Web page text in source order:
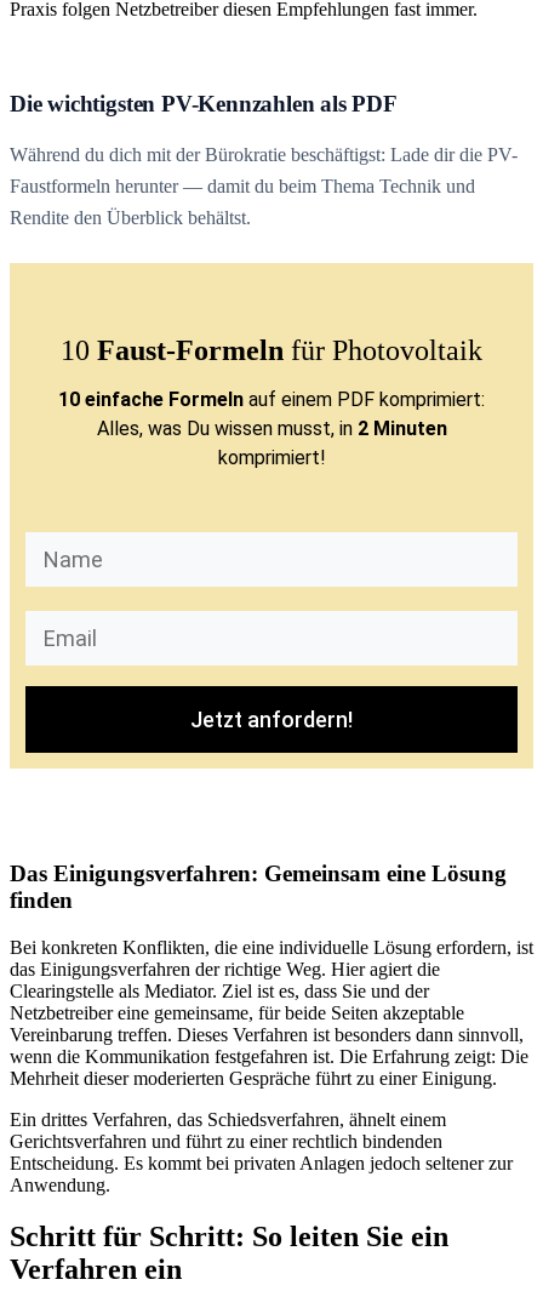
Praxis folgen Netzbetreiber diesen Empfehlungen fast immer.
Die wichtigsten PV-Kennzahlen als PDF
Während du dich mit der Bürokratie beschäftigst: Lade dir die PV-
Faustformeln herunter — damit du beim Thema Technik und
Rendite den Überblick behältst.
10 Faust-Formeln für Photovoltaik
10 einfache Formeln auf einem PDF komprimiert:
Alles, was Du wissen musst, in 2 Minuten
komprimiert!
Jetzt anfordern!
Das Einigungsverfahren: Gemeinsam eine Lösung
finden
Bei konkreten Konflikten, die eine individuelle Lösung erfordern, ist
das Einigungsverfahren der richtige Weg. Hier agiert die
Clearingstelle als Mediator. Ziel ist es, dass Sie und der
Netzbetreiber eine gemeinsame, für beide Seiten akzeptable
Vereinbarung treffen. Dieses Verfahren ist besonders dann sinnvoll,
wenn die Kommunikation festgefahren ist. Die Erfahrung zeigt: Die
Mehrheit dieser moderierten Gespräche führt zu einer Einigung.
Ein drittes Verfahren, das Schiedsverfahren, ähnelt einem
Gerichtsverfahren und führt zu einer rechtlich bindenden
Entscheidung. Es kommt bei privaten Anlagen jedoch seltener zur
Anwendung.
Schritt für Schritt: So leiten Sie ein
Verfahren ein